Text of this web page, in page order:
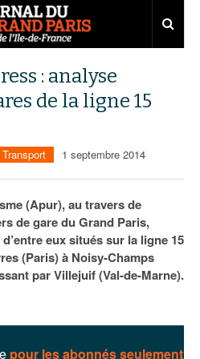
: analyse
de la ligne 15
Transport 1 septembre 2014
(Apur), au travers de
de gare du Grand Paris,
eux situés sur la ligne 15
(Paris) à Noisy-Champs
par Villejuif (Val-de-Marne).
pour les abonnés seulement